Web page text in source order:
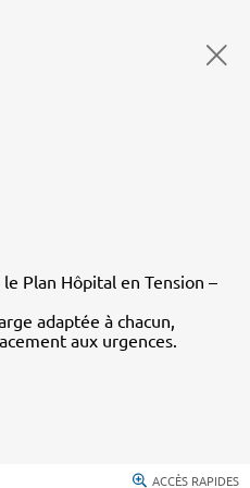
Plan Hôpital en Tension –
adaptée à chacun,
aux urgences.
ACCÈS RAPIDES